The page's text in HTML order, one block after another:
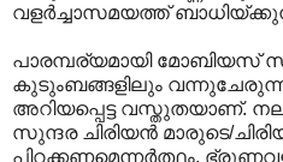
വളർച്ചാസമയത്ത്
പാരമ്പര്യമായി മോബിയസ്
കുടുംബങ്ങളിലും
അറിയപ്പെട്ട വസ്തുതയാണ്.
സുന്ദര ചിരിയൻ മാരുടെ/
പിറക്കണമെന്നർത്ഥം.